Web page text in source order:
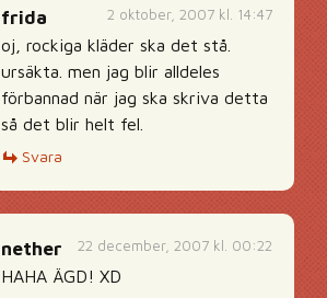
2 oktober, 2007 kl. 14:47
frida
oj, rockiga kläder ska det stå.
ursäkta. men jag blir alldeles
förbannad när jag ska skriva detta
så det blir helt fel.
Svara
22 december, 2007 kl. 00:22
nether
HAHA ÄGD! XD